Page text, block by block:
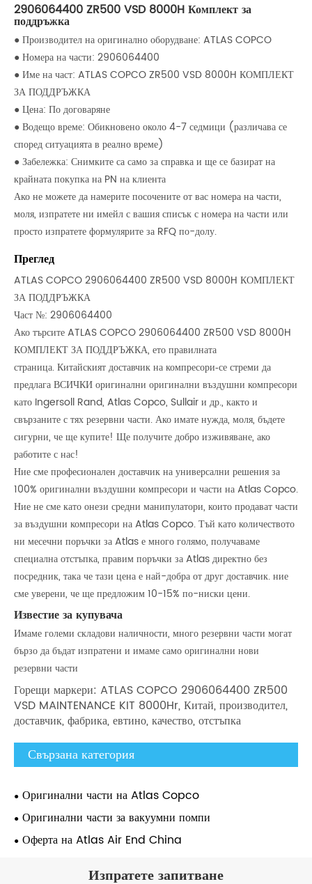
2906064400 ZR500 VSD 8000H Комплект за
поддръжка
● Производител на оригинално оборудване: ATLAS COPCO
● Номера на части: 2906064400
● Име на част: ATLAS COPCO ZR500 VSD 8000H КОМПЛЕКТ
ЗА ПОДДРЪЖКА
● Цена: По договаряне
● Водещо време: Обикновено около 4-7 седмици (различава се
според ситуацията в реално време)
● Забележка: Снимките са само за справка и ще се базират на
крайната покупка на PN на клиента
Ако не можете да намерите посочените от вас номера на части,
моля, изпратете ни имейл с вашия списък с номера на части или
просто изпратете формулярите за RFQ по-долу.
Преглед
ATLAS COPCO 2906064400 ZR500 VSD 8000H КОМПЛЕКТ
ЗА ПОДДРЪЖКА
Част №: 2906064400
Ако търсите ATLAS COPCO 2906064400 ZR500 VSD 8000H
КОМПЛЕКТ ЗА ПОДДРЪЖКА, ето правилната
страница. Китайският доставчик на компресори‑се стреми да
предлага ВСИЧКИ оригинални оригинални въздушни компресори
като Ingersoll Rand, Atlas Copco, Sullair и др., както и
свързаните с тях резервни части. Ако имате нужда, моля, бъдете
сигурни, че ще купите! Ще получите добро изживяване, ако
работите с нас!
Ние сме професионален доставчик на универсални решения за
100% оригинални въздушни компресори и части на Atlas Copco.
Ние не сме като онези средни манипулатори, които продават части
за въздушни компресори на Atlas Copco. Тъй като количеството
ни месечни поръчки за Atlas е много голямо, получаваме
специална отстъпка, правим поръчки за Atlas директно без
посредник, така че тази цена е най-добра от друг доставчик. ние
сме уверени, че ще предложим 10-15% по-ниски цени.
Известие за купувача
Имаме големи складови наличности, много резервни части могат
бързо да бъдат изпратени и имаме само оригинални нови
резервни части
Горещи маркери: ATLAS COPCO 2906064400 ZR500
VSD MAINTENANCE KIT 8000Hr, Китай, производител,
доставчик, фабрика, евтино, качество, отстъпка
Свързана категория
Оригинални части на Atlas Copco
Оригинални части за вакуумни помпи
Оферта на Atlas Air End China
Изпратете запитване